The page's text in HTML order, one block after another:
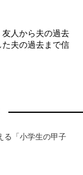
友人から夫の過去
夫の過去まで信
る「小学生の甲子